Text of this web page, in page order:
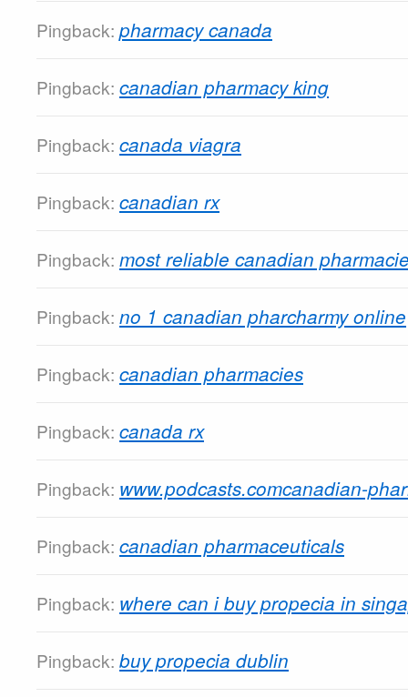
Pingback: pharmacy canada
Pingback: canadian pharmacy king
Pingback: canada viagra
Pingback: canadian rx
Pingback: most reliable canadian
Pingback: no 1 canadian pharcharmy online
Pingback: canadian pharmacies
Pingback: canada rx
Pingback: www.podcasts.comcanadian-
Pingback: canadian pharmaceuticals
Pingback: where can i buy propecia in
Pingback: buy propecia dublin